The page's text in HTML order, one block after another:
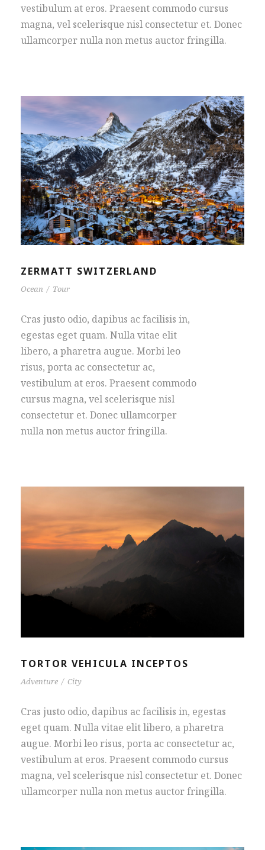
vestibulum at eros. Praesent commodo cursus
magna, vel scelerisque nisl consectetur et. Donec
ullamcorper nulla non metus auctor fringilla.
ZERMATT SWITZERLAND
Ocean / Tour
Cras justo odio, dapibus ac facilisis in,
egestas eget quam. Nulla vitae elit
libero, a pharetra augue. Morbi leo
risus, porta ac consectetur ac,
vestibulum at eros. Praesent commodo
cursus magna, vel scelerisque nisl
consectetur et. Donec ullamcorper
nulla non metus auctor fringilla.
TORTOR VEHICULA INCEPTOS
Adventure / City
Cras justo odio, dapibus ac facilisis in, egestas
eget quam. Nulla vitae elit libero, a pharetra
augue. Morbi leo risus, porta ac consectetur ac,
vestibulum at eros. Praesent commodo cursus
magna, vel scelerisque nisl consectetur et. Donec
ullamcorper nulla non metus auctor fringilla.